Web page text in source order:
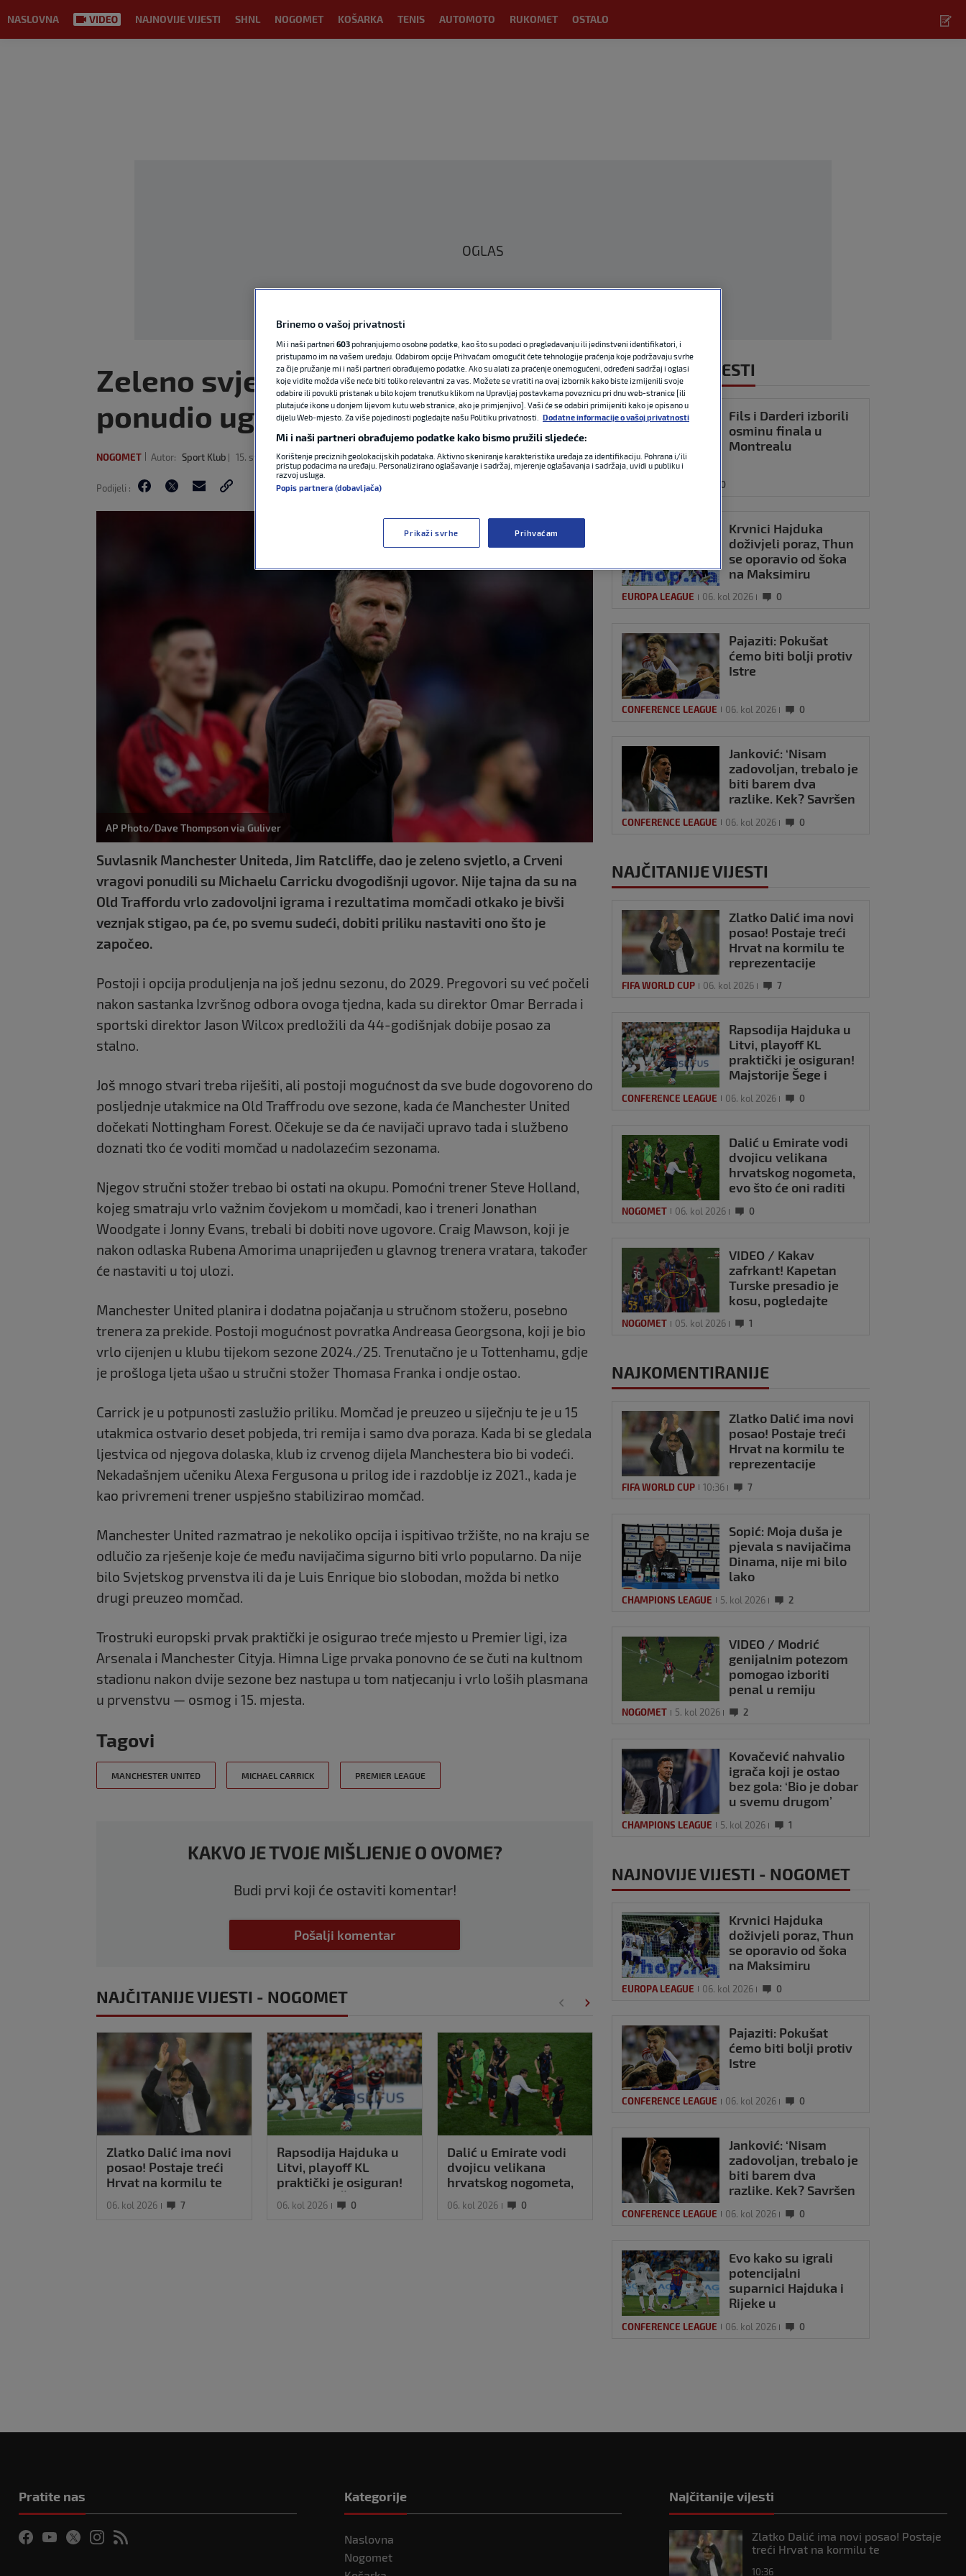
NASLOVNA NAJNOVIJE VIJESTI SHNL NOGOMET KOŠARKA TENIS AUTOMOTO RUKOMET OSTALO
OGLAS
Zeleno svjetlo s vrha: United
ponudio ugovor treneru
NOGOMET Autor: Sport Klub 15. svi 2026 14:56 0 komentara
Podijeli :
AP Photo/Dave Thompson via Guliver
Suvlasnik Manchester Uniteda, Jim Ratcliffe, dao je zeleno svjetlo, a Crveni
vragovi ponudili su Michaelu Carricku dvogodišnji ugovor. Nije tajna da su na
Old Traffordu vrlo zadovoljni igrama i rezultatima momčadi otkako je bivši
veznjak stigao, pa će, po svemu sudeći, dobiti priliku nastaviti ono što je
započeo.
Postoji i opcija produljenja na još jednu sezonu, do 2029. Pregovori su već počeli
nakon sastanka Izvršnog odbora ovoga tjedna, kada su direktor Omar Berrada i
sportski direktor Jason Wilcox predložili da 44-godišnjak dobije posao za
stalno.
Još mnogo stvari treba riješiti, ali postoji mogućnost da sve bude dogovoreno do
posljednje utakmice na Old Traffrodu ove sezone, kada će Manchester United
dočekati Nottingham Forest. Očekuje se da će navijači upravo tada i službeno
doznati tko će voditi momčad u nadolazećim sezonama.
Njegov stručni stožer trebao bi ostati na okupu. Pomoćni trener Steve Holland,
kojeg smatraju vrlo važnim čovjekom u momčadi, kao i treneri Jonathan
Woodgate i Jonny Evans, trebali bi dobiti nove ugovore. Craig Mawson, koji je
nakon odlaska Rubena Amorima unaprijeđen u glavnog trenera vratara, također
će nastaviti u toj ulozi.
Manchester United planira i dodatna pojačanja u stručnom stožeru, posebno
trenera za prekide. Postoji mogućnost povratka Andreasa Georgsona, koji je bio
vrlo cijenjen u klubu tijekom sezone 2024./25. Trenutačno je u Tottenhamu, gdje
je prošloga ljeta ušao u stručni stožer Thomasa Franka i ondje ostao.
Carrick je u potpunosti zaslužio priliku. Momčad je preuzeo u siječnju te je u 15
utakmica ostvario deset pobjeda, tri remija i samo dva poraza. Kada bi se gledala
ljestvica od njegova dolaska, klub iz crvenog dijela Manchestera bio bi vodeći.
Nekadašnjem učeniku Alexa Fergusona u prilog ide i razdoblje iz 2021., kada je
kao privremeni trener uspješno stabilizirao momčad.
Manchester United razmatrao je nekoliko opcija i ispitivao tržište, no na kraju se
odlučio za rješenje koje će među navijačima sigurno biti vrlo popularno. Da nije
bilo Svjetskog prvenstva ili da je Luis Enrique bio slobodan, možda bi netko
drugi preuzeo momčad.
Trostruki europski prvak praktički je osigurao treće mjesto u Premier ligi, iza
Arsenala i Manchester Cityja. Himna Lige prvaka ponovno će se čuti na kultnom
stadionu nakon dvije sezone bez nastupa u tom natjecanju i vrlo loših plasmana
u prvenstvu — osmog i 15. mjesta.
Tagovi
MANCHESTER UNITED MICHAEL CARRICK PREMIER LEAGUE
KAKVO JE TVOJE MIŠLJENJE O OVOME?
Budi prvi koji će ostaviti komentar!
Pošalji komentar
NAJČITANIJE VIJESTI - NOGOMET
Zlatko Dalić ima novi
posao! Postaje treći
Hrvat na kormilu te
06. kol 2026 7
Rapsodija Hajduka u
Litvi, playoff KL
praktički je osiguran!
Pajazitija
06. kol 2026 0
Dalić u Emirate vodi
dvojicu velikana
hrvatskog nogometa,
06. kol 2026 0
VIDEO / Kakav
zafrkant! Kapetan
Turske presadio je
kosu, pogledajte kako
se Modrić našalio s
05. kol 2026 1
NAJNOVIJE VIJESTI
Fils i Darderi izborili
osminu finala u
Montrealu
0
Krvnici Hajduka
doživjeli poraz, Thun
se oporavio od šoka
na Maksimiru
EUROPA LEAGUE 06. kol 2026 0
Pajaziti: Pokušat
ćemo biti bolji protiv
Istre
CONFERENCE LEAGUE 06. kol 2026 0
Janković: ‘Nisam
zadovoljan, trebalo je
biti barem dva
razlike. Kek? Savršen
CONFERENCE LEAGUE 06. kol 2026 0
NAJČITANIJE VIJESTI
Zlatko Dalić ima novi
posao! Postaje treći
Hrvat na kormilu te
reprezentacije
FIFA WORLD CUP 06. kol 2026 7
Rapsodija Hajduka u
Litvi, playoff KL
praktički je osiguran!
Majstorije Šege i
CONFERENCE LEAGUE 06. kol 2026 0
Dalić u Emirate vodi
dvojicu velikana
hrvatskog nogometa,
evo što će oni raditi
NOGOMET 06. kol 2026 0
VIDEO / Kakav
zafrkant! Kapetan
Turske presadio je
kosu, pogledajte
našalio s njim
NOGOMET 05. kol 2026 1
NAJKOMENTIRANIJE
Zlatko Dalić ima novi
posao! Postaje treći
Hrvat na kormilu te
reprezentacije
FIFA WORLD CUP 10:36 7
Sopić: Moja duša je
pjevala s navijačima
Dinama, nije mi bilo
lako
CHAMPIONS LEAGUE 5. kol 2026 2
VIDEO / Modrić
genijalnim potezom
pomogao izboriti
penal u remiju
NOGOMET 5. kol 2026 2
Kovačević nahvalio
igrača koji je ostao
bez gola: ‘Bio je dobar
u svemu drugom’
CHAMPIONS LEAGUE 5. kol 2026 1
NAJNOVIJE VIJESTI - NOGOMET
Krvnici Hajduka
doživjeli poraz, Thun
se oporavio od šoka
na Maksimiru
EUROPA LEAGUE 06. kol 2026 0
Pajaziti: Pokušat
ćemo biti bolji protiv
Istre
CONFERENCE LEAGUE 06. kol 2026 0
Janković: ‘Nisam
zadovoljan, trebalo je
biti barem dva
razlike. Kek? Savršen
CONFERENCE LEAGUE 06. kol 2026 0
Evo kako su igrali
potencijalni
suparnici Hajduka i
Rijeke u
CONFERENCE LEAGUE 06. kol 2026 0
Pratite nas Kategorije
Naslovna
Nogomet
Najčitanije vijesti
Zlatko Dalić ima novi posao! Postaje
treći Hrvat na kormilu te
10:36
Brinemo o vašoj privatnosti
Mi i naši partneri 603pohranjujemo osobne podatke, kao što su podaci o pregledavanju ili jedinstveni identifikatori, i
pristupamo im na vašem uređaju. Odabirom opcije Prihvaćam omogućit ćete tehnologije praćenja koje podržavaju svrhe
za čije pružanje mi i naši partneri obrađujemo podatke. Ako su alati za praćenje onemogućeni, određeni sadržaj i oglasi
koje vidite možda više neće biti toliko relevantni za vas. Možete se vratiti na ovaj izbornik kako biste izmijenili svoje
odabire ili povukli pristanak u bilo kojem trenutku klikom na Upravljaj postavkama poveznicu pri dnu web-stranice [ili
plutajuće ikone u donjem lijevom kutu web stranice, ako je primjenjivo]. Vaši će se odabiri primijeniti kako je opisano u
dijelu Web-mjesto. Za više pojedinosti pogledajte našu Politiku privatnosti.
Dodatne informacije o vašoj privatnosti
Mi i naši partneri obrađujemo podatke kako bismo pružili sljedeće:
Korištenje preciznih geolokacijskih podataka. Aktivno skeniranje karakteristika uređaja za identifikaciju. Pohrana i/ili
pristup podacima na uređaju. Personalizirano oglašavanje i sadržaj, mjerenje oglašavanja i sadržaja, uvidi u publiku i
razvoj usluga.
Popis partnera (dobavljača)
Prikaži svrhe Prihvaćam